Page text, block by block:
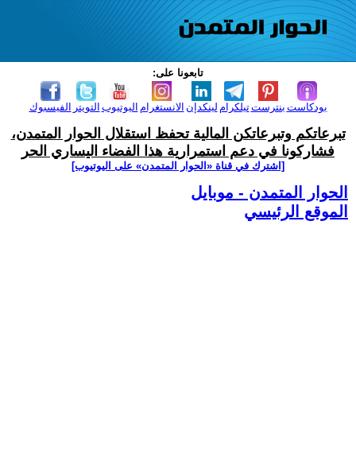
تابعونا على:
الفيسبوك التويتر اليوتيوب الانستغرام لينكدإن تيلكرامبنترست بودكاست
تبرعاتكم وتبرعاتكن المالية تحفظ استقلال الحوار المتمدن،
فشاركونا في دعم استمرارية هذا الفضاء اليساري الحر
[اشترك في قناة ‫«الحوار المتمدن» على اليوتيوب]
الحوار المتمدن - موبايل
الموقع الرئيسي